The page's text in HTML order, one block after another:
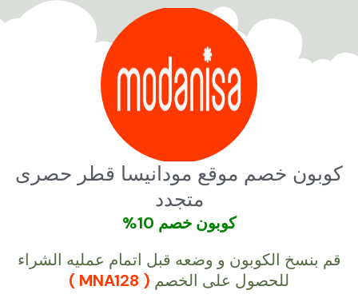
كوبون خصم موقع مودانيسا قطر حصرى
متجدد
كوبون خصم 10%
قم بنسخ الكوبون و وضعه قبل اتمام عمليه الشراء
للحصول على الخصم ( MNA128 )